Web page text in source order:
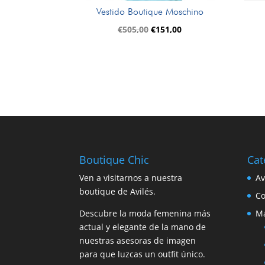
Vestido Boutique Moschino
€505,00El
€151,00El
Boutique Chic
Ven a visitarnos a nuestra
boutique de Avilés.
Descubre la moda femenina más
actual y elegante de la mano de
nuestras asesoras de imagen
para que luzcas un outfit único.